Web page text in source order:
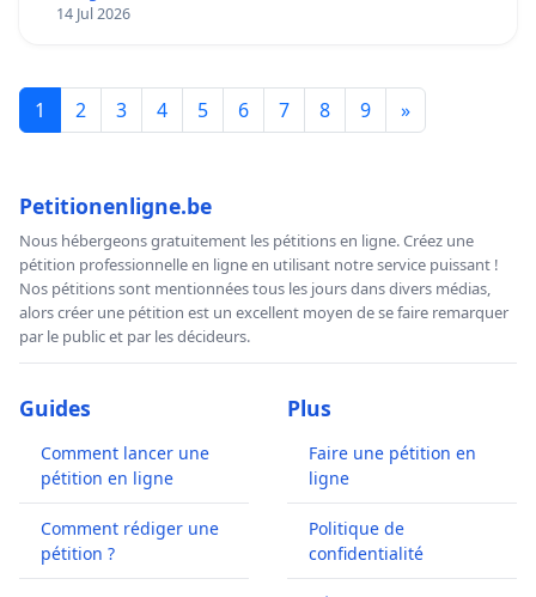
14 Jul 2026
1 2 3 4 5 6 7 8 9 »
Petitionenligne.be
Nous hébergeons gratuitement les pétitions en ligne. Créez une
pétition professionnelle en ligne en utilisant notre service puissant !
Nos pétitions sont mentionnées tous les jours dans divers médias,
alors créer une pétition est un excellent moyen de se faire remarquer
par le public et par les décideurs.
Guides
Comment lancer une
pétition en ligne
Comment rédiger une
pétition ?
Plus
Faire une pétition en
ligne
Politique de
confidentialité